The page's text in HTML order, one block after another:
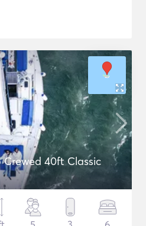
40ft Classic